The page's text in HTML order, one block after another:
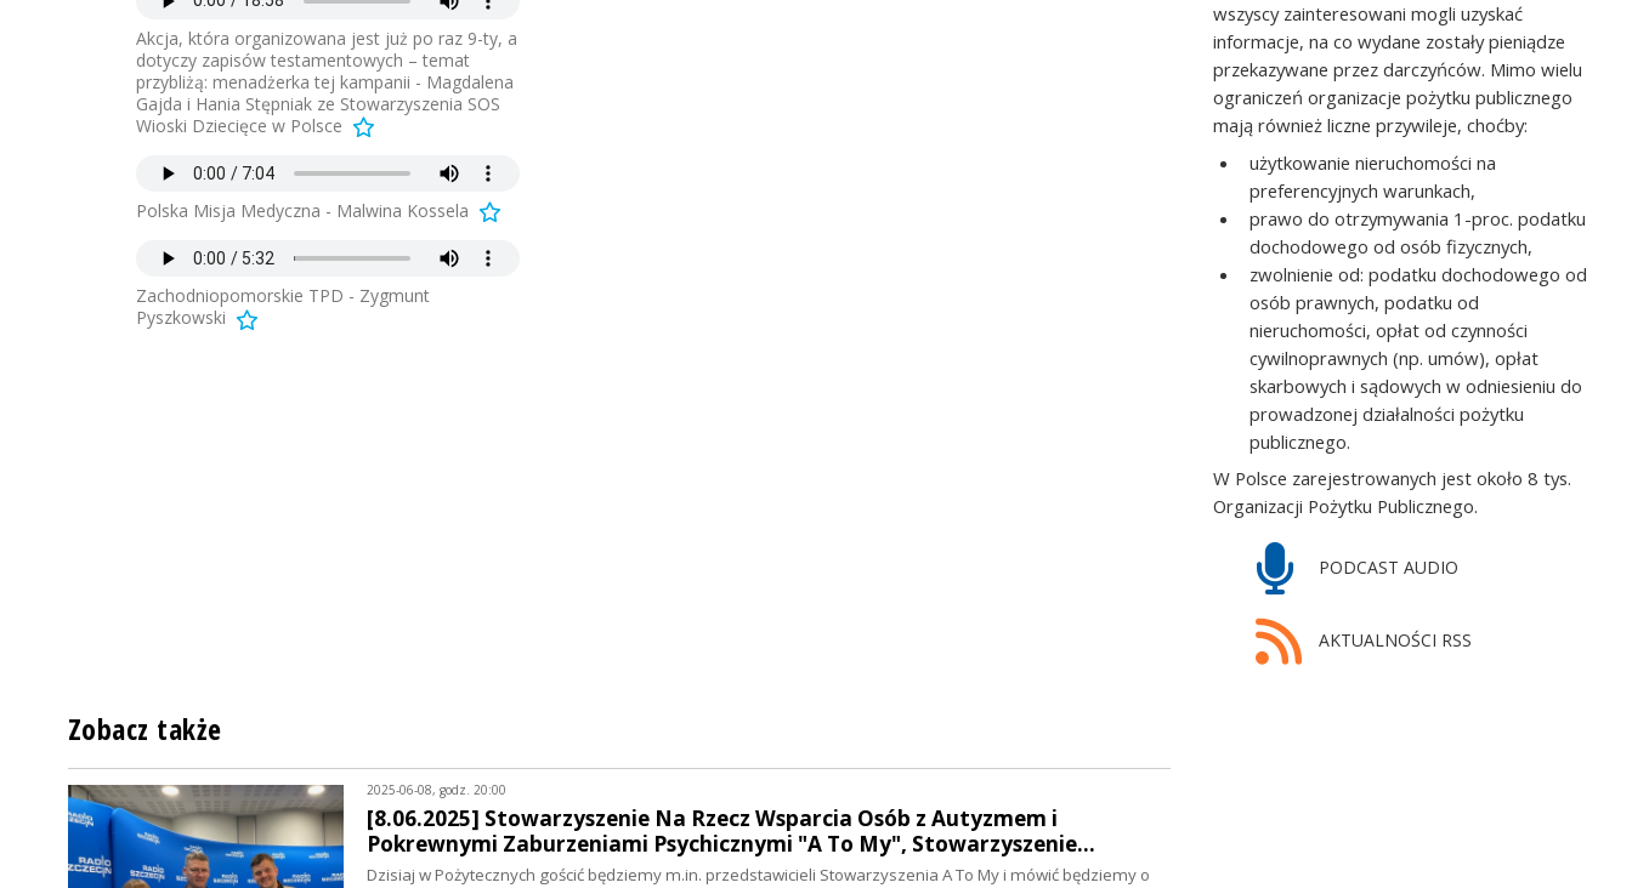
Akcja, która organizowana jest już po raz 9-ty, a
dotyczy zapisów testamentowych – temat
przybliżą: menadżerka tej kampanii - Magdalena
Gajda i Hania Stępniak ze Stowarzyszenia SOS
Wioski Dziecięce w Polsce
Polska Misja Medyczna - Malwina Kossela
Zachodniopomorskie TPD - Zygmunt
Pyszkowski
wszyscy zainteresowani mogli uzyskać
informacje, na co wydane zostały pieniądze
przekazywane przez darczyńców. Mimo wielu
ograniczeń organizacje pożytku publicznego
mają również liczne przywileje, choćby:
użytkowanie nieruchomości na
preferencyjnych warunkach,
prawo do otrzymywania 1-proc. podatku
dochodowego od osób fizycznych,
zwolnienie od: podatku dochodowego od
osób prawnych, podatku od
nieruchomości, opłat od czynności
cywilnoprawnych (np. umów), opłat
skarbowych i sądowych w odniesieniu do
prowadzonej działalności pożytku
publicznego.
W Polsce zarejestrowanych jest około 8 tys.
Organizacji Pożytku Publicznego.
PODCAST AUDIO
AKTUALNOŚCI RSS
Zobacz także
2025-06-08, godz. 20:00
[8.06.2025] Stowarzyszenie Na Rzecz Wsparcia Osób z Autyzmem i
Pokrewnymi Zaburzeniami Psychicznymi "A To My", Stowarzyszenie…
Dzisiaj w Pożytecznych gościć będziemy m.in. przedstawicieli Stowarzyszenia A To My i mówić będziemy o